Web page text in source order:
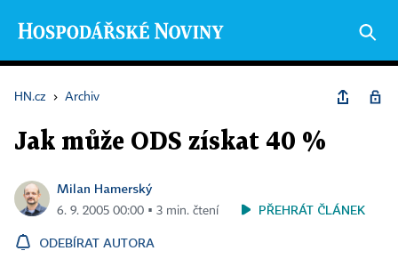
HN.cz › Archiv
Jak může ODS získat 40 %
Milan Hamerský
6. 9. 2005 00:00 ▪ 3 min. čtení PŘEHRÁT ČLÁNEK
ODEBÍRAT AUTORA